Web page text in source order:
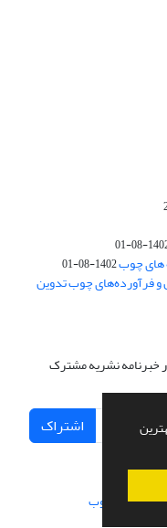
1402-
های چوب1402-08-01
و فرآورده‌های چوب تدوین
خبرنامه نشریه مشترک
اشتراک
از سیناوب